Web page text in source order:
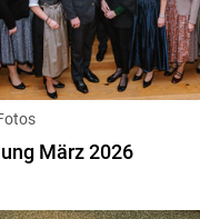
März 2026